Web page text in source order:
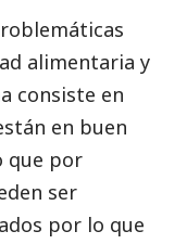
alimentaria y
consiste en
en buen
que por
ser
por lo que